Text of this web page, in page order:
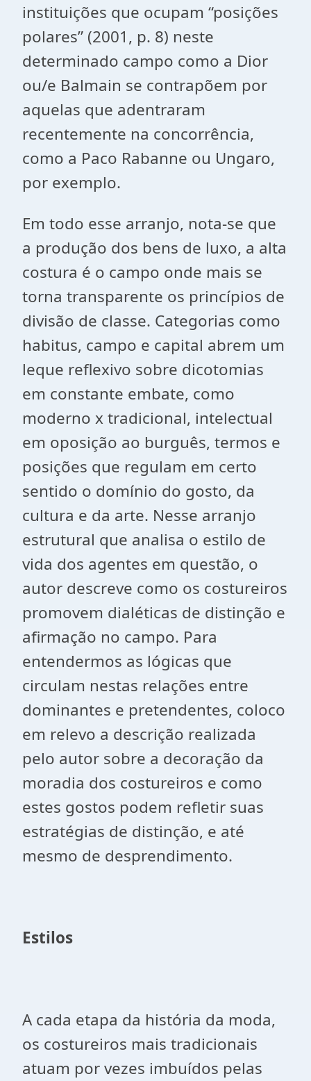
instituições que ocupam “posições
polares” (2001, p. 8) neste
determinado campo como a Dior
ou/e Balmain se contrapõem por
aquelas que adentraram
recentemente na concorrência,
como a Paco Rabanne ou Ungaro,
por exemplo.
Em todo esse arranjo, nota-se que
a produção dos bens de luxo, a alta
costura é o campo onde mais se
torna transparente os princípios de
divisão de classe. Categorias como
habitus, campo e capital abrem um
leque reflexivo sobre dicotomias
em constante embate, como
moderno x tradicional, intelectual
em oposição ao burguês, termos e
posições que regulam em certo
sentido o domínio do gosto, da
cultura e da arte. Nesse arranjo
estrutural que analisa o estilo de
vida dos agentes em questão, o
autor descreve como os costureiros
promovem dialéticas de distinção e
afirmação no campo. Para
entendermos as lógicas que
circulam nestas relações entre
dominantes e pretendentes, coloco
em relevo a descrição realizada
pelo autor sobre a decoração da
moradia dos costureiros e como
estes gostos podem refletir suas
estratégias de distinção, e até
mesmo de desprendimento.
Estilos
A cada etapa da história da moda,
os costureiros mais tradicionais
atuam por vezes imbuídos pelas